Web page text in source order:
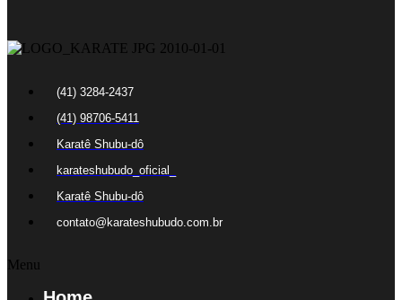
(41) 3284-2437
(41) 98706-5411
Karatê Shubu-dô
karateshubudo_oficial_
Karatê Shubu-dô
contato@karateshubudo.com.br
Menu